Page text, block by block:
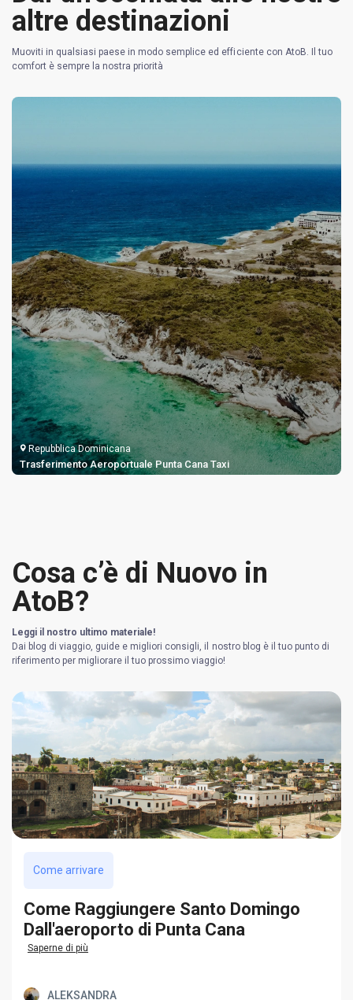
altre destinazioni
Muoviti in qualsiasi paese in modo semplice ed efficiente con AtoB. Il tuo
comfort è sempre la nostra priorità
Repubblica Dominicana
Trasferimento Aeroportuale Punta Cana Taxi
Cosa c’è di Nuovo in
AtoB?
Leggi il nostro ultimo materiale!
Dai blog di viaggio, guide e migliori consigli, il nostro blog è il tuo punto di
riferimento per migliorare il tuo prossimo viaggio!
Come arrivare
Come Raggiungere Santo Domingo
Dall'aeroporto di Punta Cana
Saperne di più
ALEKSANDRA